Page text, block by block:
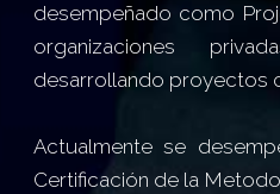
desempeñado como
organizaciones
desarrollando proyectos
Actualmente se
Certificación de la